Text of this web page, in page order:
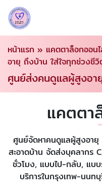
หน้าแรก » แคตตาล็อกออน
อายุ ถึงบ้าน ใส่ใจทุกช่วงชี
ศูนย์ส่งคนดูแลผู้สูงอ
แคตตา
ศูนย์จัดหาคนดูแลผู้สูงอา
สะอาดบ้าน จัดส่งบุคลากร
ชั่วโมง, แบบไป-กลับ, แบบ
บริการในกรุงเทพ-นนท